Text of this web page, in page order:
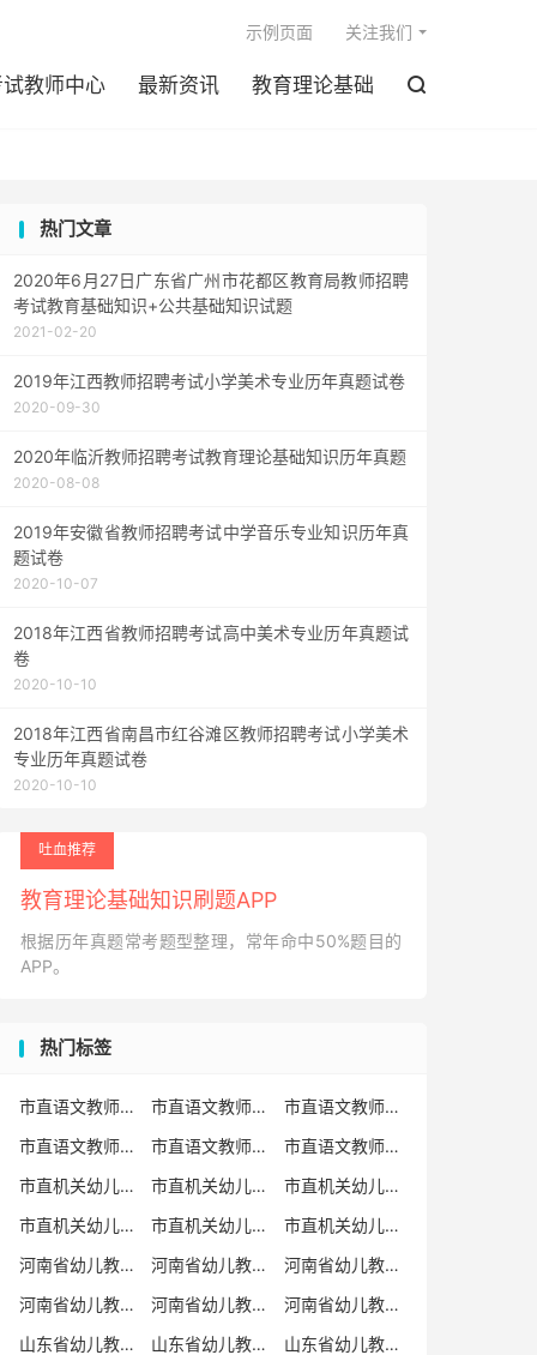
教师中心 最新资讯 教育理论基础 
示例页面 关注我们
热门文章
2020年6月27日广东省广州市花都区教育局教师招聘
考试教育基础知识+公共基础知识试题
2021-02-20
2019年江西教师招聘考试小学美术专业历年真题试卷
2020-09-30
2020年临沂教师招聘考试教育理论基础知识历年真题
2020-08-08
2019年安徽省教师招聘考试中学音乐专业知识历年真
题试卷
2020-10-07
2018年江西省教师招聘考试高中美术专业历年真题试
卷
2020-10-10
2018年江西省南昌市红谷滩区教师招聘考试小学美术
专业历年真题试卷
2020-10-10
吐血推荐
教育理论基础知识刷题APP
根据历年真题常考题型整理，常年命中50%题目的
APP。
热门标签
市直语文教师招聘 市直语文教师招聘考试真题
市直语文教师招聘考试真题卷
市直语文教师编制考试真题
市直语文教师编制考试真题卷
市直语文教师考试
市直机关幼儿教师招聘
市直机关幼儿教师考试
市直机关幼儿教师招聘考试真题
市直机关幼儿教师招聘考试真题卷
市直机关幼儿教师编制考试真题卷
市直机关幼儿教师编制考试真题
河南省幼儿教师招聘
河南省幼儿教师考试
河南省幼儿教师招聘考试真题
河南省幼儿教师招聘考试真题卷
河南省幼儿教师编制考试真题
河南省幼儿教师编制考试真题卷
山东省幼儿教师招聘
山东省幼儿教师考试
山东省幼儿教师招聘考试真题